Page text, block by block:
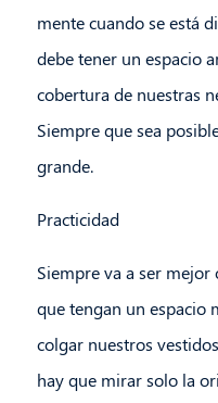
mente cuando se está
debe tener un espacio
cobertura de nuestras
Siempre que sea
grande.
Practicidad
Siempre va a ser mejor
que tengan un espacio
colgar nuestros
hay que mirar solo la